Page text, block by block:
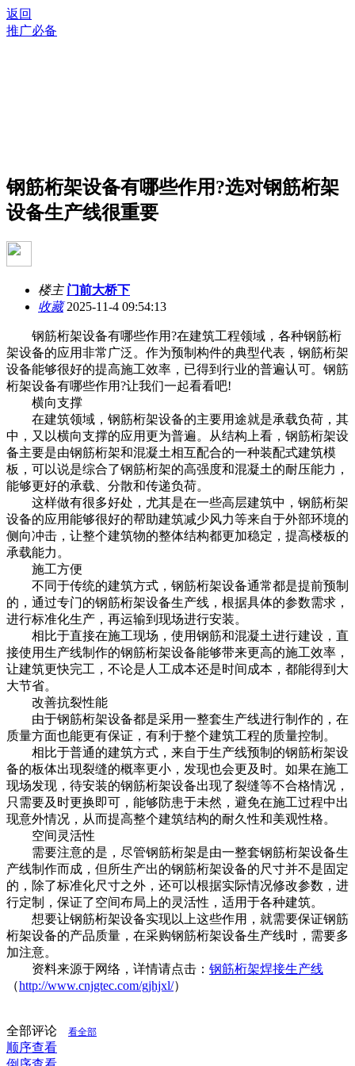
返回
推广必备
钢筋桁架设备有哪些作用?选对钢筋桁架
设备生产线很重要
楼主 门前大桥下
收藏2025-11-4 09:54:13
钢筋桁架设备有哪些作用?在建筑工程领域，各种钢筋桁
架设备的应用非常广泛。作为预制构件的典型代表，钢筋桁架
设备能够很好的提高施工效率，已得到行业的普遍认可。钢筋
桁架设备有哪些作用?让我们一起看看吧!
横向支撑
在建筑领域，钢筋桁架设备的主要用途就是承载负荷，其
中，又以横向支撑的应用更为普遍。从结构上看，钢筋桁架设
备主要是由钢筋桁架和混凝土相互配合的一种装配式建筑模
板，可以说是综合了钢筋桁架的高强度和混凝土的耐压能力，
能够更好的承载、分散和传递负荷。
这样做有很多好处，尤其是在一些高层建筑中，钢筋桁架
设备的应用能够很好的帮助建筑减少风力等来自于外部环境的
侧向冲击，让整个建筑物的整体结构都更加稳定，提高楼板的
承载能力。
施工方便
不同于传统的建筑方式，钢筋桁架设备通常都是提前预制
的，通过专门的钢筋桁架设备生产线，根据具体的参数需求，
进行标准化生产，再运输到现场进行安装。
相比于直接在施工现场，使用钢筋和混凝土进行建设，直
接使用生产线制作的钢筋桁架设备能够带来更高的施工效率，
让建筑更快完工，不论是人工成本还是时间成本，都能得到大
大节省。
改善抗裂性能
由于钢筋桁架设备都是采用一整套生产线进行制作的，在
质量方面也能更有保证，有利于整个建筑工程的质量控制。
相比于普通的建筑方式，来自于生产线预制的钢筋桁架设
备的板体出现裂缝的概率更小，发现也会更及时。如果在施工
现场发现，待安装的钢筋桁架设备出现了裂缝等不合格情况，
只需要及时更换即可，能够防患于未然，避免在施工过程中出
现意外情况，从而提高整个建筑结构的耐久性和美观性格。
空间灵活性
需要注意的是，尽管钢筋桁架是由一整套钢筋桁架设备生
产线制作而成，但所生产出的钢筋桁架设备的尺寸并不是固定
的，除了标准化尺寸之外，还可以根据实际情况修改参数，进
行定制，保证了空间布局上的灵活性，适用于各种建筑。
想要让钢筋桁架设备实现以上这些作用，就需要保证钢筋
桁架设备的产品质量，在采购钢筋桁架设备生产线时，需要多
加注意。
资料来源于网络，详情请点击： 钢筋桁架焊接生产线
（http://www.cnjgtec.com/gjhjxl/）
全部评论 看全部
顺序查看